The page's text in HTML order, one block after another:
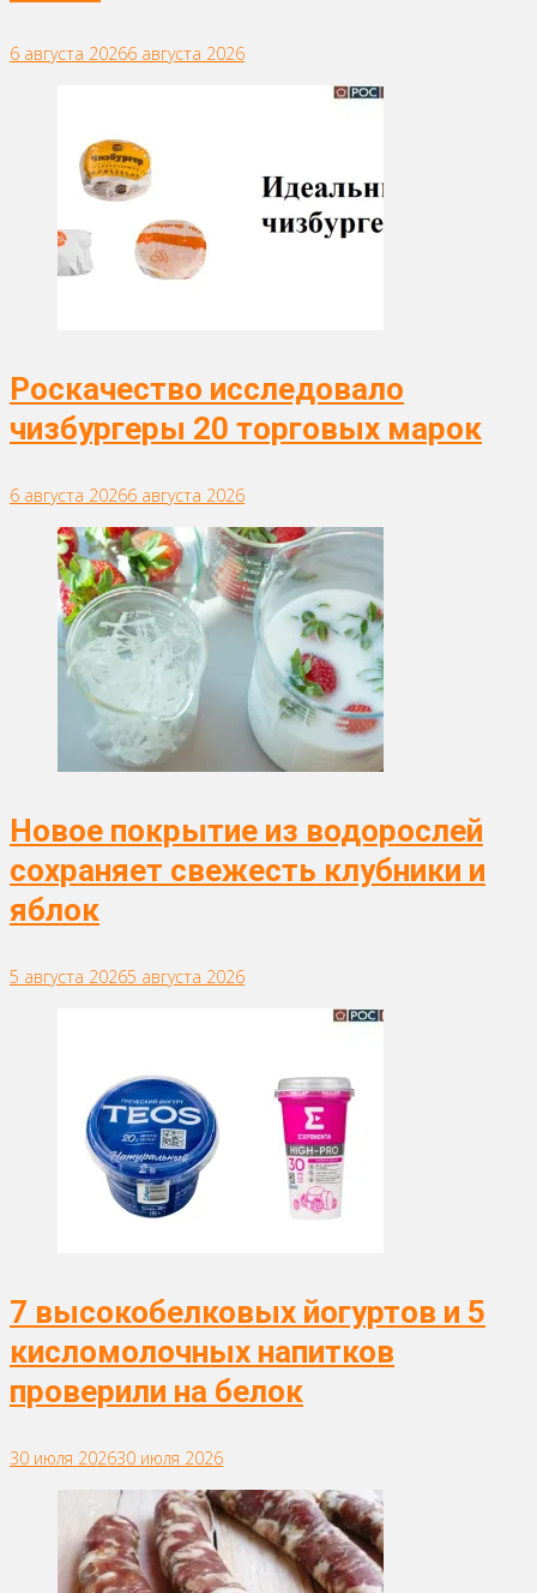
6 августа 20266 августа 2026
Роскачество исследовало
чизбургеры 20 торговых марок
6 августа 20266 августа 2026
Новое покрытие из водорослей
сохраняет свежесть клубники и
яблок
5 августа 20265 августа 2026
7 высокобелковых йогуртов и 5
кисломолочных напитков
проверили на белок
30 июля 202630 июля 2026